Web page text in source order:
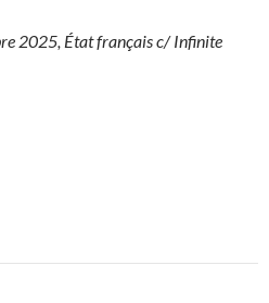
2025, État français c/ Infinite